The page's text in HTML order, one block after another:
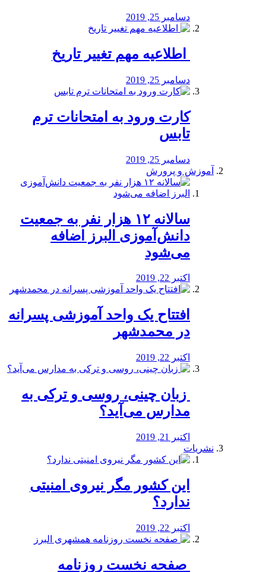
دسامبر 25, 2019
️ اطلاعیه مهم تغییر تاریخ
دسامبر 25, 2019
کارت ورود به امتحانات ترم
تابس
دسامبر 25, 2019
آموزش و پرورش
️سالانه ۱۲ هزار نفر به جمعیت
دانش‌آموزی البرز اضافه
می‌شود
اکتبر 22, 2019
افتتاح یک واحد آموزشی پسرانه
در محمدشهر
اکتبر 22, 2019
️ زبان چینی، روسی و ترکی به
مدارس می‌آید؟
اکتبر 21, 2019
نشریات
این کشور مگر نیروی امنیتی
ندارد؟
اکتبر 22, 2019
️ صفحه نخست روزنامه‌